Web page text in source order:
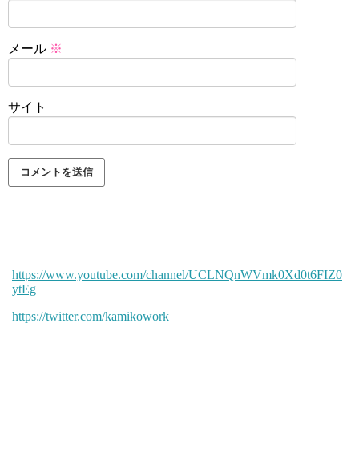
メール ※
サイト
https://www.youtube.com/channel/UCLNQnWVmk0Xd0t6FIZ0
ytEg
https://twitter.com/kamikowork